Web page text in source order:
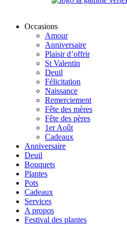
Occasions
Amour
Anniversaire
Plaisir d’offrir
St Valentin
Deuil
Félicitation
Naissance
Remerciement
Fête des mères
Fête des pères
1er Août
Cadeaux
Anniversaire
Deuil
Bouquets
Plantes
Pots
Cadeaux
Services
A propos
Festival des plantes